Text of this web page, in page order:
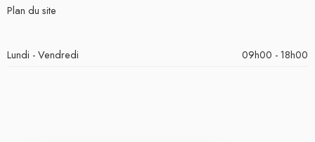
Plan du site
Lundi - Vendredi 09h00 - 18h00